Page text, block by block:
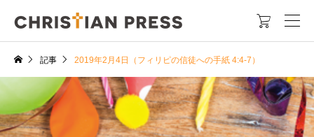

記事 2019年2月4日（フィリピの信徒への手紙 4:4-7）